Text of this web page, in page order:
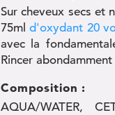
Sur cheveux secs et
75mld'oxydant 20
avec la
Rincer
Composition :
AQUA/WATER,